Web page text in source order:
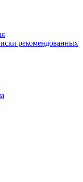
рекомендованных